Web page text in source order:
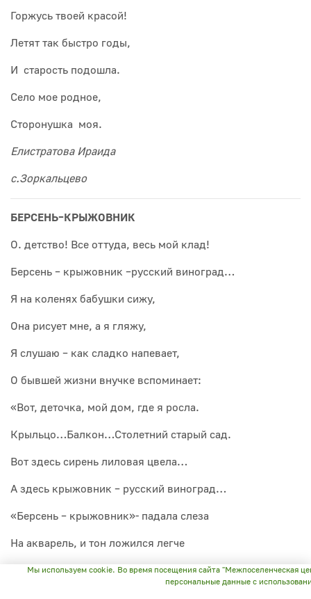
Горжусь твоей красой!
Летят так быстро годы,
И старость подошла.
Село мое родное,
Сторонушка моя.
Елистратова Ираида
с.Зоркальцево
БЕРСЕНЬ–КРЫЖОВНИК
О. детство! Все оттуда, весь мой клад!
Берсень – крыжовник –русский виноград…
Я на коленях бабушки сижу,
Она рисует мне, а я гляжу,
Я слушаю – как сладко напевает,
О бывшей жизни внучке вспоминает:
«Вот, деточка, мой дом, где я росла.
Крыльцо…Балкон…Столетний старый сад.
Вот здесь сирень лиловая цвела…
А здесь крыжовник – русский виноград…
«Берсень – крыжовник»- падала слеза
На акварель, и тон ложился легче
Там, где росла колючая лоза,
Мы используем cookie. Во время посещения сайта "Межпоселенческая
персональные данные с